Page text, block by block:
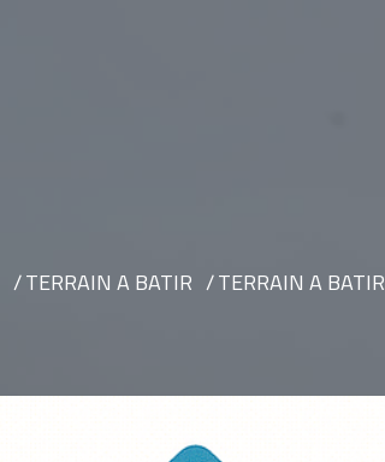
TERRAIN A BATIR TERRAIN A BATIR